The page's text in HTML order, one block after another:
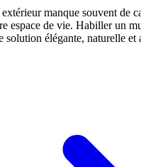
manque souvent de
espace de vie. Habiller un
solution élégante, naturelle et